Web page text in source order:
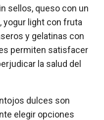
sellos, queso con un
yogur light con fruta
y gelatinas con
permiten satisfacer
la salud del
dulces son
elegir opciones